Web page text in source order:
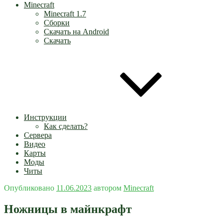
Minecraft
Minecraft 1.7
Сборки
Скачать на Android
Скачать
Инструкции
Как сделать?
Сервера
Видео
Карты
Моды
Читы
Опубликовано 11.06.2023 автором Minecraft
Ножницы в майнкрафт